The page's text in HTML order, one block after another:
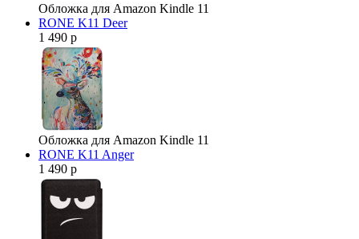
Обложка для Amazon Kindle 11
RONE K11 Deer
1 490 р
Обложка для Amazon Kindle 11
RONE K11 Anger
1 490 р